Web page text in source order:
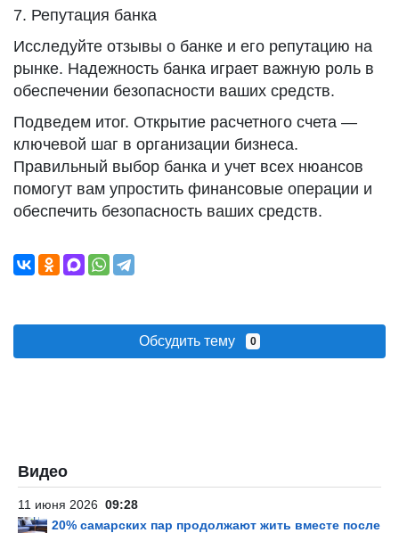
7. Репутация банка
Исследуйте отзывы о банке и его репутацию на
рынке. Надежность банка играет важную роль в
обеспечении безопасности ваших средств.
Подведем итог. Открытие расчетного счета —
ключевой шаг в организации бизнеса.
Правильный выбор банка и учет всех нюансов
помогут вам упростить финансовые операции и
обеспечить безопасность ваших средств.
Обсудить тему 0
Видео
11 июня 2026 09:28
20% самарских пар продолжают жить вместе после